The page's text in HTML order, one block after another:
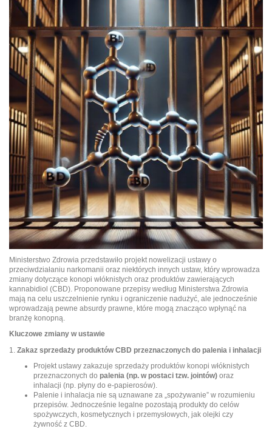
Ministerstwo Zdrowia przedstawiło projekt nowelizacji ustawy o
przeciwdziałaniu narkomanii oraz niektórych innych ustaw, który wprowadza
zmiany dotyczące konopi włóknistych oraz produktów zawierających
kannabidiol (CBD). Proponowane przepisy według Ministerstwa Zdrowia
mają na celu uszczelnienie rynku i ograniczenie nadużyć, ale jednocześnie
wprowadzają pewne absurdy prawne, które mogą znacząco wpłynąć na
branżę konopną.
Kluczowe zmiany w ustawie
1. Zakaz sprzedaży produktów CBD przeznaczonych do palenia i inhalacji
Projekt ustawy zakazuje sprzedaży produktów konopi włóknistych
przeznaczonych do palenia (np. w postaci tzw. jointów) oraz
inhalacji (np. płyny do e-papierosów).
Palenie i inhalacja nie są uznawane za „spożywanie” w rozumieniu
przepisów. Jednocześnie legalne pozostają produkty do celów
spożywczych, kosmetycznych i przemysłowych, jak olejki czy
żywność z CBD.